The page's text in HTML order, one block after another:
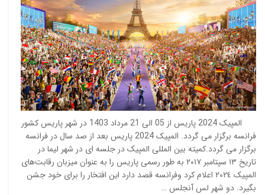
المپیک 2024 پاریس از 05 الی 21 مرداد 1403 در شهر پاریس کشور
فرانسه برگزار می گردد. المپیک 2024 پاریس بعد از صد سال در فرانسه
برگزار می گردد.کمیته بین المللی المپیک در جلسه ای در شهر لیما در
تاریخ ١٣ سپتامبر ٢٠١٧ به طور رسمی پاریس را به عنوان میزبان رقابت‌های
المپیک ٢٠٢٤ اعلام کرد وفرانسه قصد دارد این افتخار را برای خود جشن
بگیرد. دو شهر لس آنجلس …